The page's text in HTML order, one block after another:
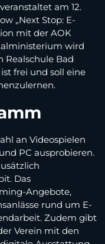
am 12.
„Next Stop: E-
mit der AOK
wird
Realschule Bad
frei und soll eine
an Videospielen
PC ausprobieren.
Das
Angebote,
rund um E-
Zudem gibt
Verein mit den